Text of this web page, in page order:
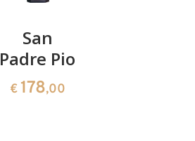
San
Padre Pio
€ 178,00